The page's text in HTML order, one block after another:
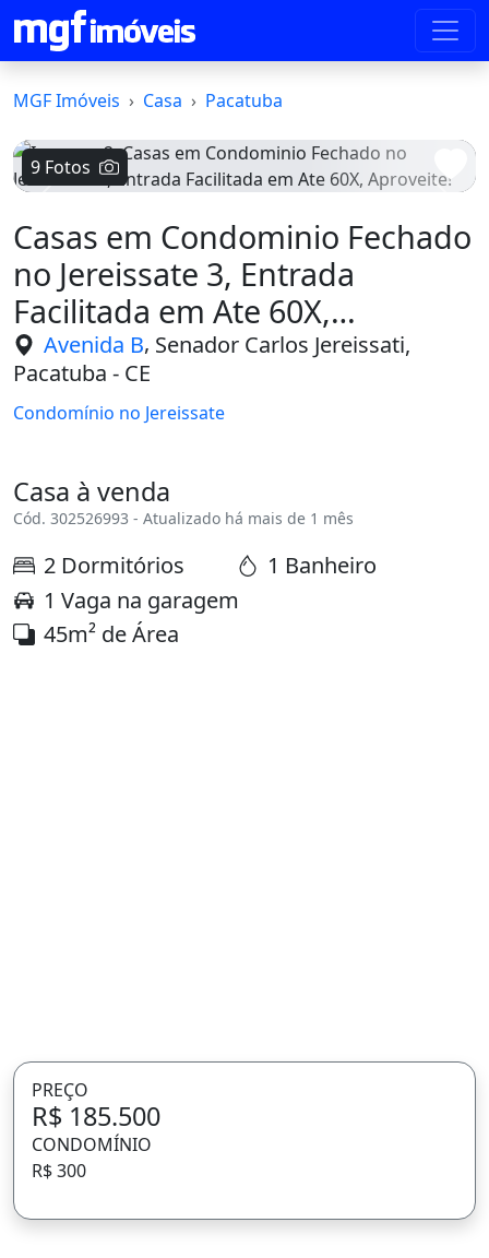
MGF Imóveis Casa Pacatuba
9 Fotos
Casas em Condominio Fechado
no Jereissate 3, Entrada
Facilitada em Ate 60X,
Aproveite!
Avenida B, Senador Carlos Jereissati,
Pacatuba - CE
Condomínio no Jereissate
Casa à venda
Cód. 302526993 - Atualizado há mais de 1 mês
2 Dormitórios
1 Banheiro
1 Vaga na garagem
45m² de Área
PREÇO
R$ 185.500
CONDOMÍNIO
R$ 300